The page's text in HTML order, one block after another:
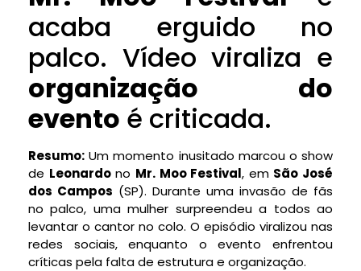
acaba erguido no
palco. Vídeo viraliza e
organização do
evento é criticada.
Resumo: Um momento inusitado marcou o show
de Leonardono Mr. Moo Festival, em São José
dos Campos (SP). Durante uma invasão de fãs
no palco, uma mulher surpreendeu a todos ao
levantar o cantor no colo. O episódio viralizou nas
redes sociais, enquanto o evento enfrentou
críticas pela falta de estrutura e organização.